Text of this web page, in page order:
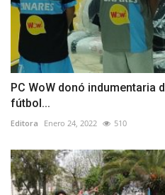
PC WoW donó indumentaria
fútbol...
Editora Enero 24, 2022 510